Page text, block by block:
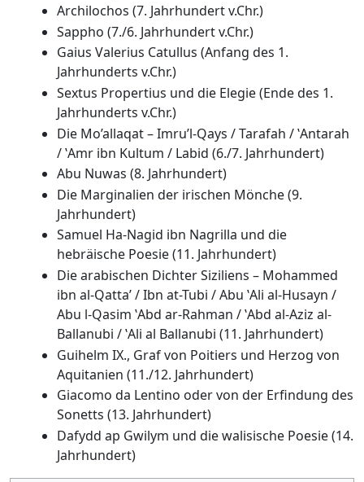
Archilochos (7. Jahrhundert v.Chr.)
Sappho (7./6. Jahrhundert v.Chr.)
Gaius Valerius Catullus (Anfang des 1.
Jahrhunderts v.Chr.)
Sextus Propertius und die Elegie (Ende des 1.
Jahrhunderts v.Chr.)
Die Mo’allaqat – Imru’l-Qays / Tarafah / ‛Antarah
/ ‛Amr ibn Kultum / Labid (6./7. Jahrhundert)
Abu Nuwas (8. Jahrhundert)
Die Marginalien der irischen Mönche (9.
Jahrhundert)
Samuel Ha-Nagid ibn Nagrilla und die
hebräische Poesie (11. Jahrhundert)
Die arabischen Dichter Siziliens – Mohammed
ibn al-Qatta’ / Ibn at-Tubi / Abu ‛Ali al-Husayn /
Abu l-Qasim ‛Abd ar-Rahman / ‛Abd al-Aziz al-
Ballanubi / ‛Ali al Ballanubi (11. Jahrhundert)
Guihelm IX., Graf von Poitiers und Herzog von
Aquitanien (11./12. Jahrhundert)
Giacomo da Lentino oder von der Erfindung des
Sonetts (13. Jahrhundert)
Dafydd ap Gwilym und die walisische Poesie (14.
Jahrhundert)